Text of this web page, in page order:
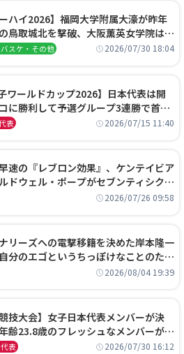
ーハイ2026】福岡大学附属大濠が昨年
鳥取城北を撃破、大阪薫英女学院は岐
勝、大会3日目試合結果
スケ・その他 2026/07/30 18:04
ワールドカップ2026】日本代表は開
に勝利して予選グループ3連勝で首位
決勝の相手はエジプトに決定
表 2026/07/15 11:40
早速の『レブロン効果』、ケンテイビア
ドウェル・ポープがセブンティシクサ
約で加入
2026/07/26 09:58
リーズへの電撃移籍を決めた岸本隆一
分のエゴというちっぽけなことのため
来たわけではない」
2026/08/04 19:39
競技大会】女子日本代表メンバーが決
齢23.8歳のフレッシュなメンバーが日
舞台で頂点を狙う
表 2026/07/30 16:12